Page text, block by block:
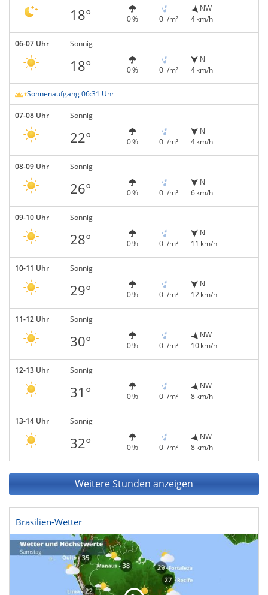
18° 0 % 0 l/m²
NW
4 km/h
06-07 Uhr Sonnig
18° 0 % 0 l/m²
N
4 km/h
Sonnenaufgang 06:31 Uhr
07-08 Uhr Sonnig
22° 0 % 0 l/m²
N
4 km/h
08-09 Uhr Sonnig
26° 0 % 0 l/m²
N
6 km/h
09-10 Uhr Sonnig
28° 0 % 0 l/m²
N
11 km/h
10-11 Uhr Sonnig
29° 0 % 0 l/m²
N
12 km/h
11-12 Uhr Sonnig
30° 0 % 0 l/m²
NW
10 km/h
12-13 Uhr Sonnig
31° 0 % 0 l/m²
NW
8 km/h
13-14 Uhr Sonnig
32° 0 % 0 l/m²
NW
8 km/h
Weitere Stunden anzeigen
Brasilien-Wetter